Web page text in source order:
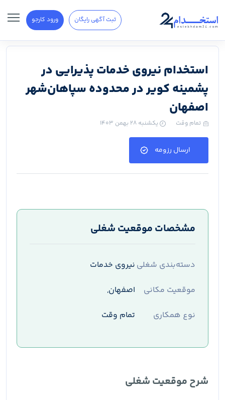
ثبت آگهی رایگان ورود کارجو
استخدام نیروی خدمات پذیرایی در
پشمینه کویر در محدوده سپاهان‌شهر
اصفهان
تمام وقت یکشنبه ۲۸ بهمن ۱۴۰۳
ارسال رزومه
مشخصات موقعیت شغلی
دسته‌بندی شغلی نیروی خدمات
موقعیت مکانی
اصفهان,
نوع همکاری
تمام وقت
شرح موقعیت شغلی